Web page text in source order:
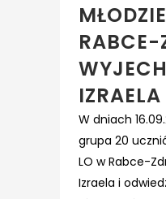
RABCE-
IZRAELA
W dniach
grupa 20
LO w Rabce-
Izraela i